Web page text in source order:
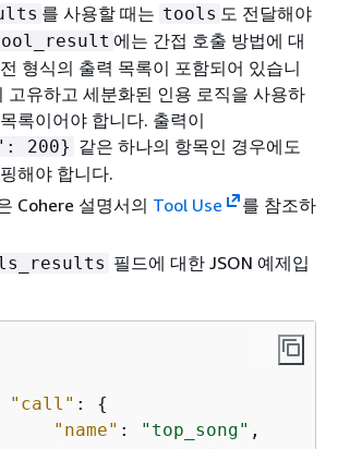
를 사용할 때는 tools 도 전달해야
에는 간접 호출 방법에 대
형식의 출력 목록이 포함되어 있습니
고유하고 세분화된 인용 로직을 사용하
록이어야 합니다. 출력이
200} 같은 하나의 항목인 경우에도
해야 합니다.
Cohere 설명서의 Tool Use
를 참조하
필드에 대한 JSON 예제입
"call" : {
"name" : "top_song" ,